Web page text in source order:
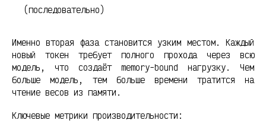
(последовательно)
Именно вторая фаза становится узким местом. Каждый
новый токен требует полного прохода через всю
модель, что создаёт memory-bound нагрузку. Чем
больше модель, тем больше времени тратится на
чтение весов из памяти.
Ключевые метрики производительности: